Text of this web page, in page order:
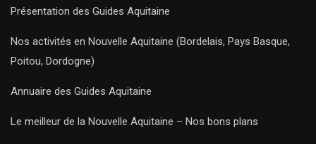
Présentation des Guides Aquitaine
Nos activités en Nouvelle Aquitaine (Bordelais, Pays Basque,
Poitou, Dordogne)
Annuaire des Guides Aquitaine
Le meilleur de la Nouvelle Aquitaine – Nos bons plans